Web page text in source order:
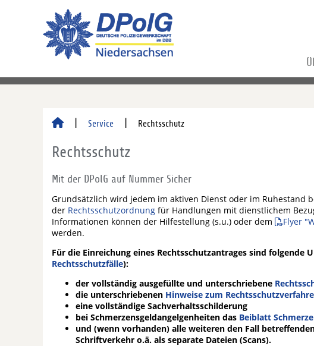
Service Rechtsschutz
Rechtsschutz
Mit der DPolG auf Nummer Sicher
Grundsätzlich wird jedem im aktiven Dienst oder im Ruhestand
der Rechtsschutzordnung für Handlungen mit dienstlichem
Informationen können der Hilfestellung (s.u.) oder dem
Flyer
werden.
Für die Einreichung eines Rechtsschutzantrages sind folgende
Rechtsschutzfälle):
der vollständig ausgefüllte und unterschriebene
die unterschriebenen Hinweise zum
eine vollständige Sachverhaltsschilderung
bei Schmerzensgeldangelgenheiten das Beiblatt
und (wenn vorhanden) alle weiteren den Fall
Schriftverkehr o.ä. als separate Dateien (Scans).